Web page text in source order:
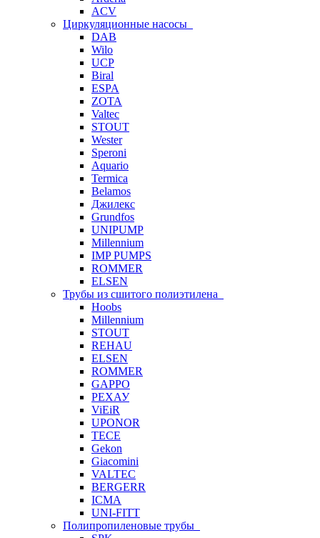
ACV
Циркуляционные насосы
DAB
Wilo
UCP
Biral
ESPA
ZOTA
Valtec
STOUT
Wester
Speroni
Aquario
Termica
Belamos
Джилекс
Grundfos
UNIPUMP
Millennium
IMP PUMPS
ROMMER
ELSEN
Трубы из сшитого полиэтилена
Hoobs
Millennium
STOUT
REHAU
ELSEN
ROMMER
GAPPO
РЕХАУ
ViEiR
UPONOR
TECE
Gekon
Giacomini
VALTEC
BERGERR
ICMA
UNI-FITT
Полипропиленовые трубы